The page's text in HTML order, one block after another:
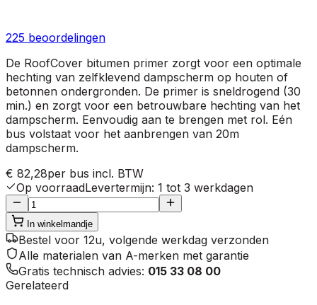
225 beoordelingen
De RoofCover bitumen primer zorgt voor een optimale
hechting van zelfklevend dampscherm op houten of
betonnen ondergronden. De primer is sneldrogend (30
min.) en zorgt voor een betrouwbare hechting van het
dampscherm. Eenvoudig aan te brengen met rol. Eén
bus volstaat voor het aanbrengen van 20m
dampscherm.
€ 82,28per bus incl. BTW
Op voorraadLevertermijn: 1 tot 3 werkdagen
In winkelmandje
Bestel voor 12u, volgende werkdag verzonden
Alle materialen van A-merken met garantie
Gratis technisch advies: 015 33 08 00
Gerelateerd